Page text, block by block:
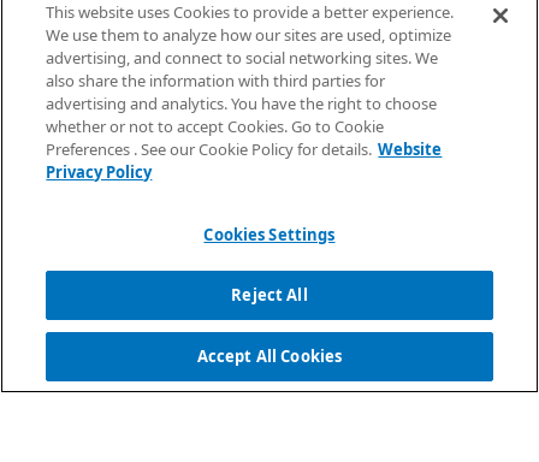
個人情報保護方針
個人情報の取り扱いについて
ウェブサイトプライバシーポリシー
コピーライト・免責事項
This website uses Cookies to provide a better experience.
We use them to analyze how our sites are used, optimize
advertising, and connect to social networking sites. We
also share the information with third parties for
advertising and analytics. You have the right to choose
whether or not to accept Cookies. Go to Cookie
Preferences . See our Cookie Policy for details. Website
Privacy Policy
Cookies Settings
Reject All
Accept All Cookies